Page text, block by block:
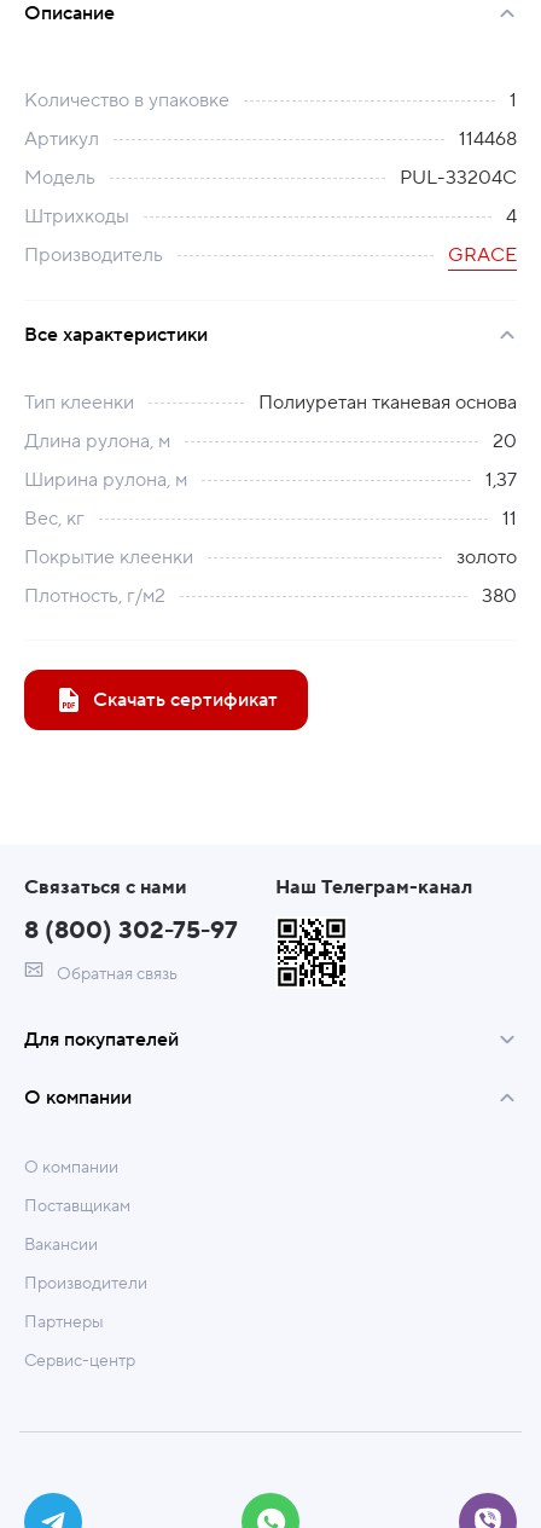
Описание
Количество в упаковке
1
Артикул
114468
Модель
PUL-33204C
Штрихкоды
4
Производитель
GRACE
Все характеристики
Тип клеенки
Полиуретан тканевая основа
Длина рулона, м
20
Ширина рулона, м
1,37
Вес, кг
11
Покрытие клеенки
золото
Плотность, г/м2
380
Скачать сертификат
Связаться с нами
8 (800) 302-75-97
Обратная связь
Наш Телеграм-канал
Для покупателей
О компании
О компании
Поставщикам
Вакансии
Производители
Партнеры
Сервис-центр